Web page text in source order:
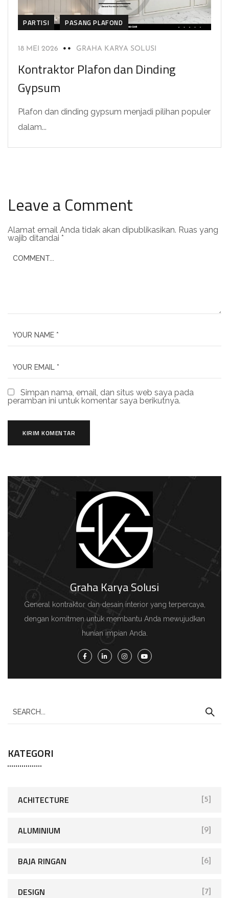
PARTISI PASANG PLAFOND
18 MEI 2026 GRAHA KARYA SOLUSI
Kontraktor Plafon dan Dinding
Gypsum
Plafon dan dinding gypsum menjadi pilihan populer
dalam...
Leave a Comment
Alamat email Anda tidak akan dipublikasikan. Ruas yang
wajib ditandai *
Simpan nama, email, dan situs web saya pada
peramban ini untuk komentar saya berikutnya.
Graha Karya Solusi
General kontraktor dan desain interior yang terpercaya,
dengan komitmen untuk membantu Anda mewujudkan
hunian impian Anda.
KATEGORI
ACHITECTURE [5]
ALUMINIUM [9]
BAJA RINGAN [6]
DESIGN [7]